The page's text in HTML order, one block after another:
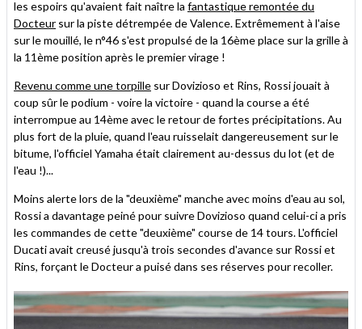
les espoirs qu'avaient fait naître la fantastique remontée du
Docteur sur la piste détrempée de Valence. Extrêmement à l'aise
sur le mouillé, le n°46 s'est propulsé de la 16ème place sur la grille à
la 11ème position après le premier virage !
Revenu comme une torpille sur Dovizioso et Rins, Rossi jouait à
coup sûr le podium - voire la victoire - quand la course a été
interrompue au 14ème avec le retour de fortes précipitations. Au
plus fort de la pluie, quand l'eau ruisselait dangereusement sur le
bitume, l'officiel Yamaha était clairement au-dessus du lot (et de
l'eau !)...
Moins alerte lors de la "deuxième" manche avec moins d'eau au sol,
Rossi a davantage peiné pour suivre Dovizioso quand celui-ci a pris
les commandes de cette "deuxième" course de 14 tours. L'officiel
Ducati avait creusé jusqu'à trois secondes d'avance sur Rossi et
Rins, forçant le Docteur a puisé dans ses réserves pour recoller.